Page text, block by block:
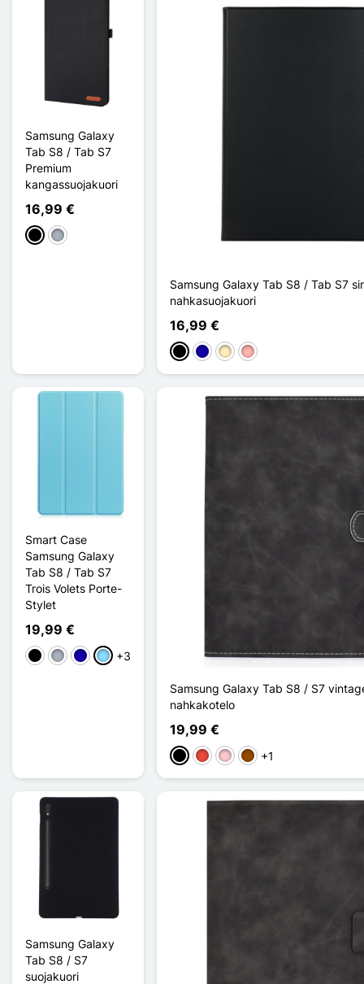
Samsung Galaxy
Tab S8 / Tab S7
Premium
kangassuojakuori
16,99 €
MustaHarmaa
Samsung Galaxy Tab S8 / Tab S7
nahkasuojakuori
16,99 €
MustaBleu Foncé
DoréOr Rose
Smart Case
Samsung Galaxy
Tab S8 / Tab S7
Trois Volets Porte-
Stylet
19,99 €
MustaHarmaaBleu Foncé
Bleu Clair
+3
Samsung Galaxy Tab S8 / S7
nahkakotelo
19,99 €
MustaPunainen
PinkkiRuskea
+1
Samsung Galaxy
Tab S8 / S7
suojakuori